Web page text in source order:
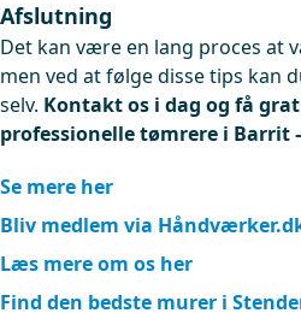
Afslutning
Det kan være en lang proces at
men ved at følge disse tips kan
selv. Kontakt os i dag og få
professionelle tømrere i Barrit
Se mere her
Bliv medlem via
Læs mere om os her
Find den bedste murer i